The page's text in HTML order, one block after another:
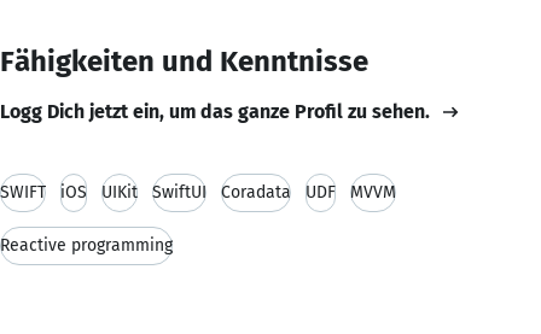
Fähigkeiten und Kenntnisse
Logg Dich jetzt ein, um das ganze Profil zu sehen.
SWIFT iOS UIKit SwiftUI Coradata UDF MVVM
Reactive programming